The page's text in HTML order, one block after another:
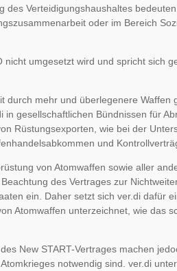
des Verteidigungshaushaltes
oder im Bereich
umgesetzt wird und spricht sich
mehr und überlegenere Waffen
gesellschaftlichen Bündnissen für
Rüstungsexporten, wie bei der
und
von Atomwaffen sowie aller
des Vertrages zur
ein. Daher setzt sich ver.di dafür
Atomwaffen unterzeichnet, wie das
New START-Vertrages machen
notwendig sind. ver.di